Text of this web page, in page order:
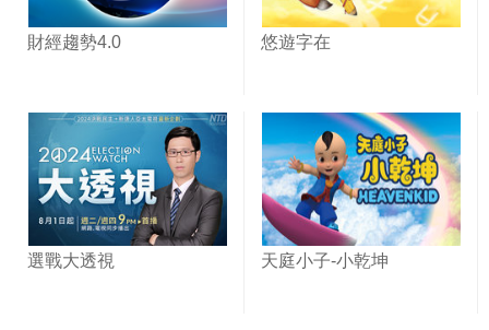
財經趨勢4.0 悠遊字在
選戰大透視 天庭小子-小乾坤